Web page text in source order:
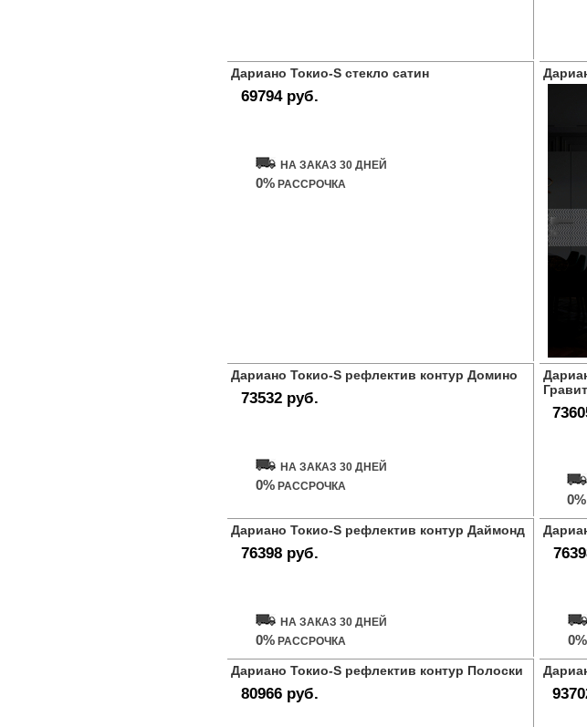
Дариано Токио-S стекло сатин
69794 руб.
НА ЗАКАЗ 30 ДНЕЙ
0% РАССРОЧКА
Дариано Токио-S рефлектив контур Домино
73532 руб.
НА ЗАКАЗ 30 ДНЕЙ
0% РАССРОЧКА
0%
Дариано Токио-S рефлектив контур Даймонд
76398 руб.
НА ЗАКАЗ 30 ДНЕЙ
0% РАССРОЧКА 0%
Дариано Токио-S рефлектив контур Полоски
80966 руб.